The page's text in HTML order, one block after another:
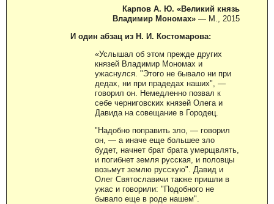
Карпов А. Ю. «Великий князь
Владимир Мономах» — М., 2015
И один абзац из Н. И. Костомарова:
«Услышал об этом прежде других
князей Владимир Мономах и
ужаснулся. "Этого не бывало ни при
дедах, ни при прадедах наших", —
говорил он. Немедленно позвал к
себе черниговских князей Олега и
Давида на совещание в Городец.
"Надобно поправить зло, — говорил
он, — а иначе еще большее зло
будет, начнет брат брата умерщвлять,
и погибнет земля русская, и половцы
возьмут землю русскую". Давид и
Олег Святославичи также пришли в
ужас и говорили: "Подобного не
бывало еще в роде нашем".